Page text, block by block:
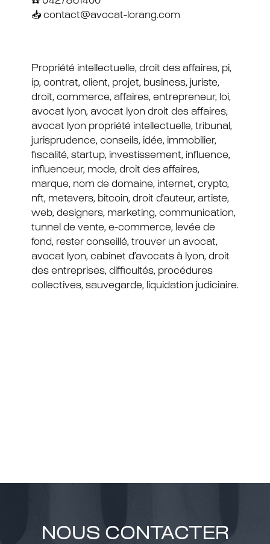
📥 contact@avocat-lorang.com
Propriété intellectuelle, droit des affaires, pi,
ip, contrat, client, projet, business, juriste,
droit, commerce, affaires, entrepreneur, loi,
avocat lyon, avocat lyon droit des affaires,
avocat lyon propriété intellectuelle, tribunal,
jurisprudence, conseils, idée, immobilier,
fiscalité, startup, investissement, influence,
influenceur, mode, droit des affaires,
marque, nom de domaine, internet, crypto,
nft, metavers, bitcoin, droit d’auteur, artiste,
web, designers, marketing, communication,
tunnel de vente, e-commerce, levée de
fond, rester conseillé, trouver un avocat,
avocat lyon, cabinet d’avocats à lyon, droit
des entreprises, difficultés, procédures
collectives, sauvegarde, liquidation judiciaire.
NOUS CONTACTER